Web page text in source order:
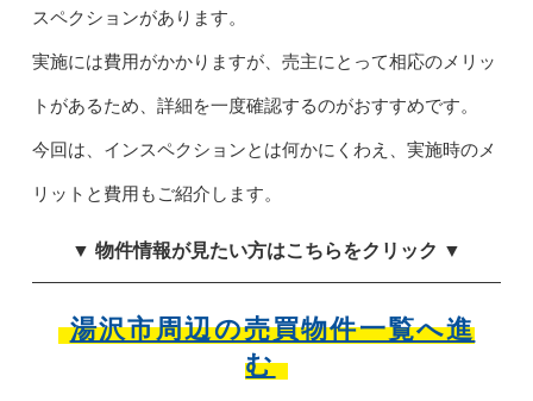
スペクションがあります。
実施には費用がかかりますが、売主にとって相応のメリッ
トがあるため、詳細を一度確認するのがおすすめです。
今回は、インスペクションとは何かにくわえ、実施時のメ
リットと費用もご紹介します。
▼ 物件情報が見たい方はこちらをクリック ▼
湯沢市周辺の売買物件一覧へ進
む